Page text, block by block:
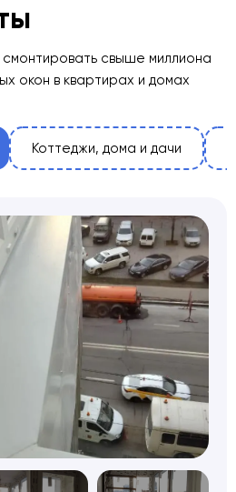
свыше миллиона
окон в квартирах и домах
Коттеджи, дома и дачи